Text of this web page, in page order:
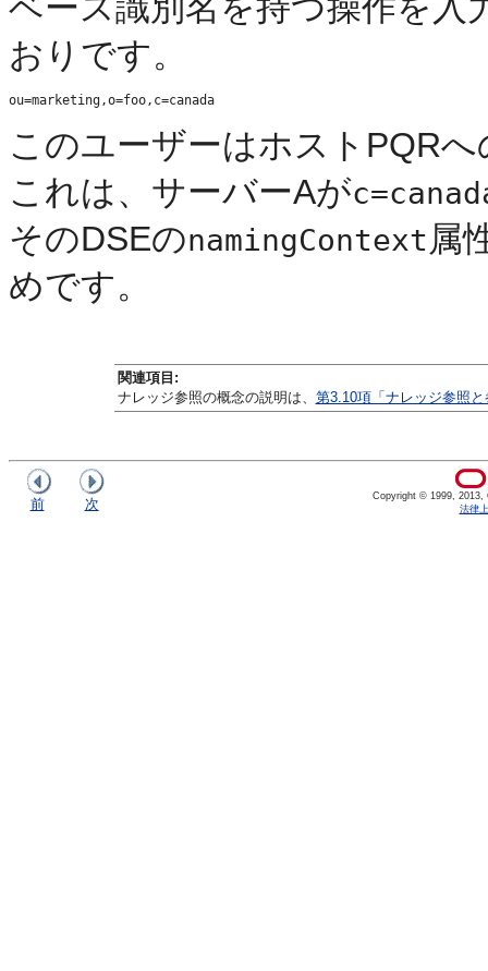
おりです。
このユーザーはホストPQR
これは、 サーバーAが
そのDSEのnamingContext 属
めです。
関連項目:
ナレッジ参照の概念の説明は、 第3.10項「ナレッジ参照と
前 次
Copyright © 1999, 2013,
法律